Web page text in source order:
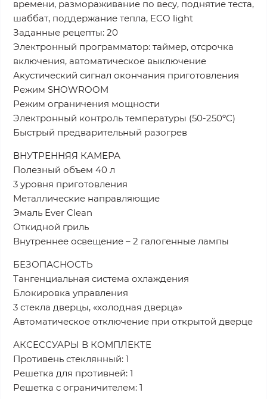
времени, размораживание по весу, поднятие теста,
шаббат, поддержание тепла, ECO light
Заданные рецепты: 20
Электронный программатор: таймер, отсрочка
включения, автоматическое выключение
Акустический сигнал окончания приготовления
Режим SHOWROOM
Режим ограничения мощности
Электронный контроль температуры (50-250ºС)
Быстрый предварительный разогрев
ВНУТРЕННЯЯ КАМЕРА
Полезный объем 40 л
3 уровня приготовления
Металлические направляющие
Эмаль Ever Clean
Откидной гриль
Внутреннее освещение – 2 галогенные лампы
БЕЗОПАСНОСТЬ
Тангенциальная система охлаждения
Блокировка управления
3 стекла дверцы, «холодная дверца»
Автоматическое отключение при открытой дверце
АКСЕССУАРЫ В КОМПЛЕКТЕ
Противень стеклянный: 1
Решетка для противней: 1
Решетка с ограничителем: 1